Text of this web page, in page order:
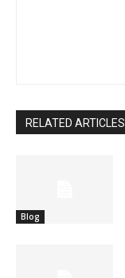
RELATED ARTICLES
Blog